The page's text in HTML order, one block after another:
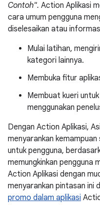
Contoh". Action Aplikasi
cara umum pengguna
diselesaikan atau
Mulai latihan,
kategori lainnya.
Membuka fitur
Membuat kueri
menggunakan
Dengan Action Aplikasi,
menyarankan
untuk pengguna,
memungkinkan pengguna
Action Aplikasi dengan
menyarankan pintasan ini
promo dalam aplikasi